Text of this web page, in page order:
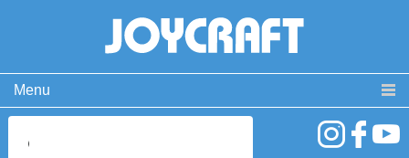
Menu
取扱説明書
MANUAL